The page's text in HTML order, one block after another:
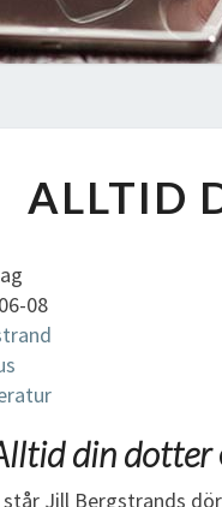
ALLTID
08
din dotter
Jill Bergstrands